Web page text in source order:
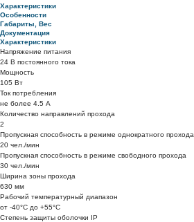
Характеристики
Особенности
Габариты, Вес
Документация
Характеристики
Напряжение питания
24 В постоянного тока
Мощность
105 Вт
Ток потребления
не более 4.5 А
Количество направлений прохода
2
Пропускная способность в режиме однократного прохода
20 чел./мин
Пропускная способность в режиме свободного прохода
30 чел./мин
Ширина зоны прохода
630 мм
Рабочий температурный диапазон
от -40°C до +55°C
Степень защиты оболочки IP